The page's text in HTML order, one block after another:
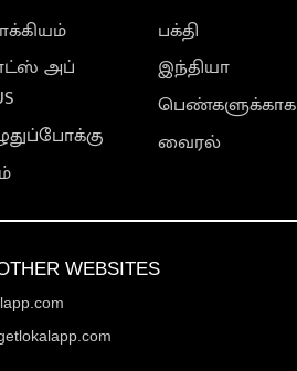
அப்
பக்தி
இந்தியா
பெண்களுக்காக
வைரல்
WEBSITES